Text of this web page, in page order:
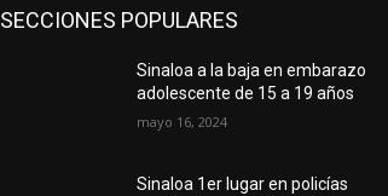
SECCIONES POPULARES
Sinaloa a la baja en embarazo
adolescente de 15 a 19 años
mayo 16, 2024
Sinaloa 1er lugar en policías